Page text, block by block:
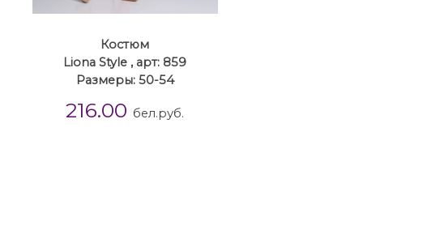
Костюм
Liona Style , арт: 859
Размеры: 50-54
216.00 бел.руб.